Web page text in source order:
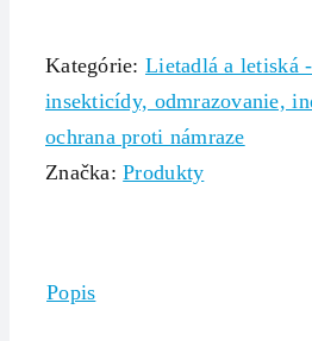
Kategórie: Lietadlá a letiská
insekticídy, odmrazovanie,
ochrana proti námraze
Značka:Produkty
Popis